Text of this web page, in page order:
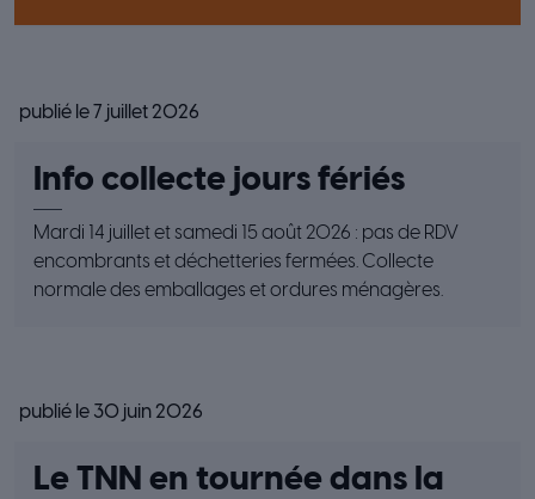
publié le 7 juillet 2026
Info collecte jours fériés
Mardi 14 juillet et samedi 15 août 2026 : pas de RDV
encombrants et déchetteries fermées. Collecte
normale des emballages et ordures ménagères.
publié le 30 juin 2026
Le TNN en tournée dans la